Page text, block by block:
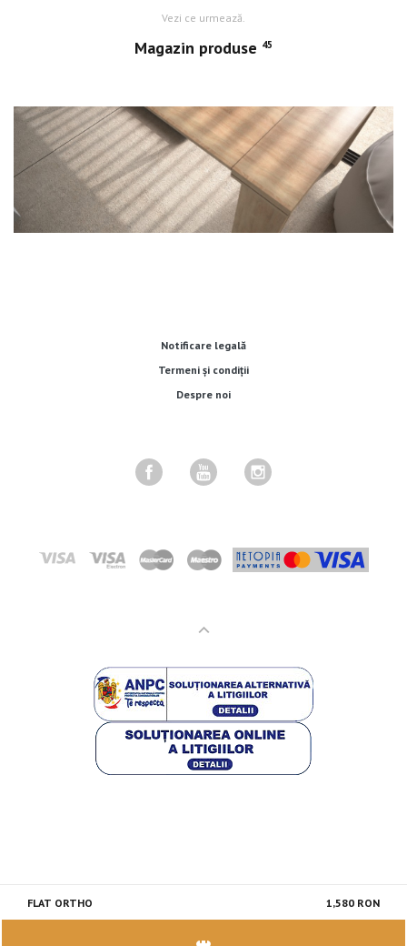
FLAT ORTHO 1,580 RON
Vezi ce urmează.
Magazin produse 45
Notificare legală
Termeni și condiții
Despre noi